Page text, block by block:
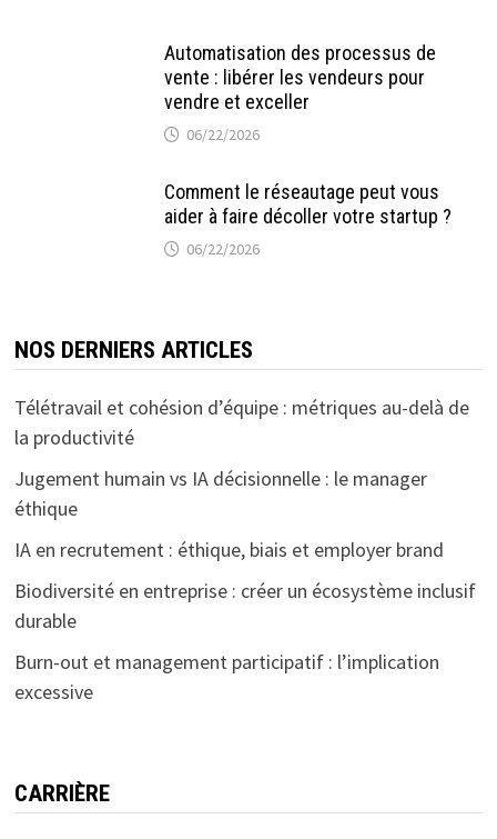
Automatisation des processus de
vente : libérer les vendeurs pour
vendre et exceller
06/22/2026
Comment le réseautage peut vous
aider à faire décoller votre startup ?
06/22/2026
NOS DERNIERS ARTICLES
Télétravail et cohésion d’équipe : métriques au-delà de
la productivité
Jugement humain vs IA décisionnelle : le manager
éthique
IA en recrutement : éthique, biais et employer brand
Biodiversité en entreprise : créer un écosystème inclusif
durable
Burn-out et management participatif : l’implication
excessive
CARRIÈRE